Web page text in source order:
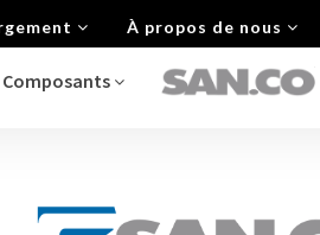
À propos de nous